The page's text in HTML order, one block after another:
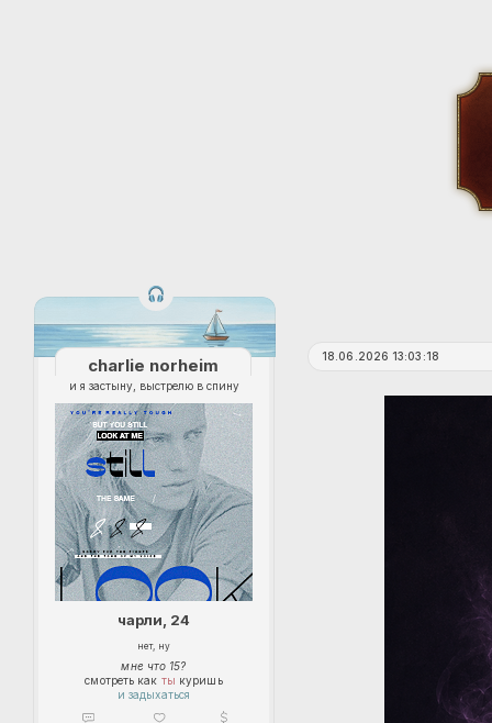
18.06.2026 13:03:18
charlie norheim
и я застыну, выстрелю в спину
чарли, 24
нет, ну
мне что 15?
смотреть как ты куришь
и задыхаться